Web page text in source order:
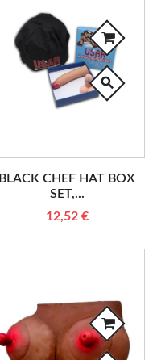
search
BLACK CHEF HAT BOX
SET,...
12,52 €